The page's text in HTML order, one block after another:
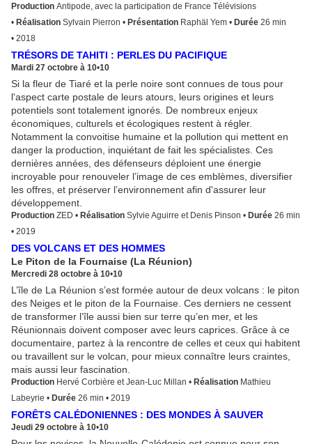
Production Antipode, avec la participation de France Télévisions
• Réalisation Sylvain Pierron • Présentation Raphäl Yem • Durée 26 min
• 2018
TRÉSORS DE TAHITI : PERLES DU PACIFIQUE
Mardi 27 octobre à 10•10
Si la fleur de Tiaré et la perle noire sont connues de tous pour
l'aspect carte postale de leurs atours, leurs origines et leurs
potentiels sont totalement ignorés. De nombreux enjeux
économiques, culturels et écologiques restent à régler.
Notamment la convoitise humaine et la pollution qui mettent en
danger la production, inquiétant de fait les spécialistes. Ces
dernières années, des défenseurs déploient une énergie
incroyable pour renouveler l’image de ces emblèmes, diversifier
les offres, et préserver l’environnement afin d'assurer leur
développement.
Production ZED • Réalisation Sylvie Aguirre et Denis Pinson • Durée 26 min
• 2019
DES VOLCANS ET DES HOMMES
Le Piton de la Fournaise (La Réunion)
Mercredi 28 octobre à 10•10
L’île de La Réunion s’est formée autour de deux volcans : le piton
des Neiges et le piton de la Fournaise. Ces derniers ne cessent
de transformer l’île aussi bien sur terre qu’en mer, et les
Réunionnais doivent composer avec leurs caprices. Grâce à ce
documentaire, partez à la rencontre de celles et ceux qui habitent
ou travaillent sur le volcan, pour mieux connaître leurs craintes,
mais aussi leur fascination.
Production Hervé Corbière et Jean-Luc Millan • Réalisation Mathieu
Labeyrie • Durée 26 min • 2019
FORÊTS CALÉDONIENNES : DES MONDES À SAUVER
Jeudi 29 octobre à 10•10